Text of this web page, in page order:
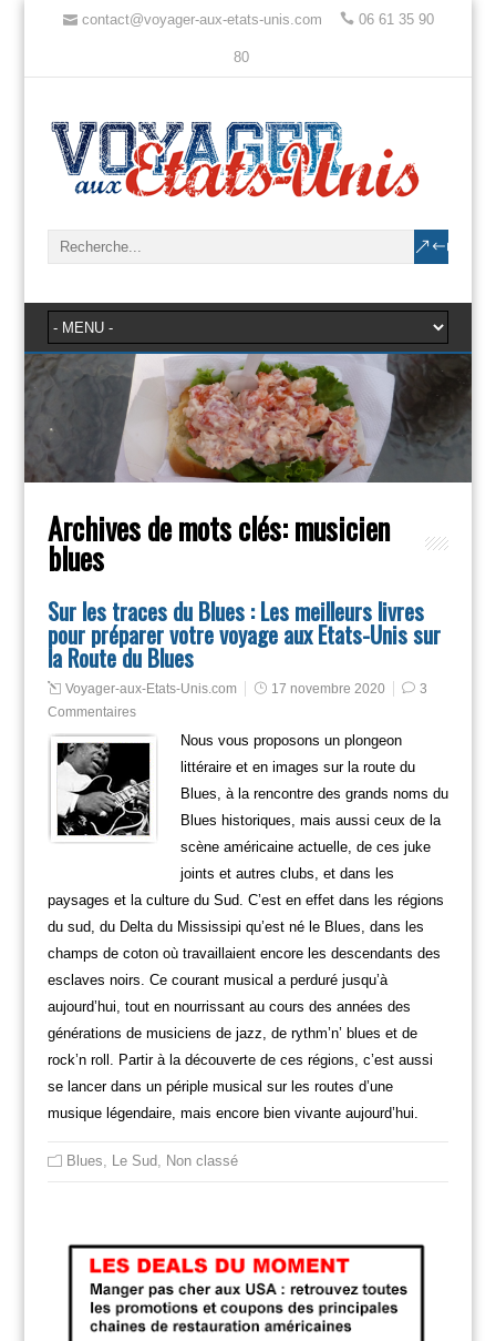
contact@voyager-aux-etats-unis.com 06 61 35 90
80
Archives de mots clés:musicien
blues
Sur les traces du Blues : Les meilleurs livres
pour préparer votre voyage aux Etats-Unis sur
la Route du Blues
Voyager-aux-Etats-Unis.com 17 novembre 2020
3
Commentaires
Nous vous proposons un plongeon
littéraire et en images sur la route du
Blues, à la rencontre des grands noms du
Blues historiques, mais aussi ceux de la
scène américaine actuelle, de ces juke
joints et autres clubs, et dans les
paysages et la culture du Sud. C’est en effet dans les régions
du sud, du Delta du Mississipi qu’est né le Blues, dans les
champs de coton où travaillaient encore les descendants des
esclaves noirs. Ce courant musical a perduré jusqu’à
aujourd’hui, tout en nourrissant au cours des années des
générations de musiciens de jazz, de rythm’n’ blues et de
rock’n roll. Partir à la découverte de ces régions, c’est aussi
se lancer dans un périple musical sur les routes d’une
musique légendaire, mais encore bien vivante aujourd’hui.
Blues Le Sud Non classé